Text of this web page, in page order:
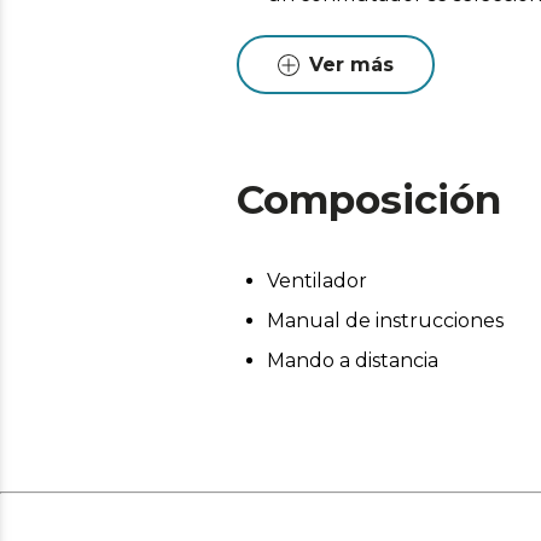
suelo, perfecto para
Ver más
Composición
Ventilador
Manual de instrucciones
Mando a distancia